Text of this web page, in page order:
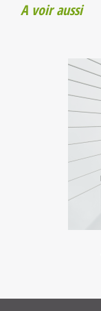
A voir aussi